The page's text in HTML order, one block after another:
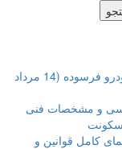
راهنمای کامل مراحل و شرایط اسقاط خودرو فرسوده (14 مرداد
کامل قوانین و